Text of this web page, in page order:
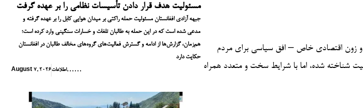
مسئولیت هدف قرار دادن تأسیسات نظامی را بر عهده گرفت
جبهه آزادی افغانستان مسئولیت حمله راکتی بر میدان هوایی کابل را بر عهده گرفته و
مدعی شده است که در این حمله به طالبان تلفات و خسارات سنگینی وارد کرده است؛
هم‌زمان، گزارش‌ها از ادامه و گسترش فعالیت‌های گروه‌های مخالف طالبان در افغانستان
حکایت دارد
August 7, 2026اطلاعات, , , , , ,
و زون اقتصادی خاص – افق سیاسی برای مردم
شناخته شده، اما با شرایط سخت و متعدد همراه